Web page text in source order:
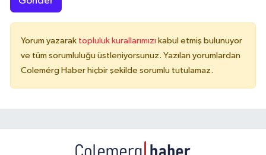
Yorum yazarak topluluk kurallarımızı kabul etmiş bulunuyor
ve tüm sorumluluğu üstleniyorsunuz. Yazılan yorumlardan
Colemérg Haber hiçbir şekilde sorumlu tutulamaz.